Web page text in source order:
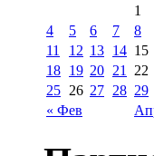
« Фев
1
4
5 6 7 8
11
12 13 14 15
18 19 20 21 22
25 26 27 28 29